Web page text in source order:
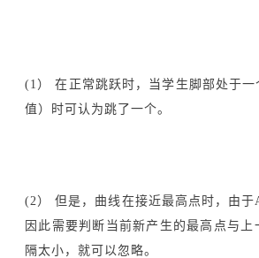
(1） 在正常跳跃时，当学生脚部处于
值）时可认为跳了一个。
(2） 但是，曲线在接近最高点时，由
因此需要判断当前新产生的最高点与
隔太小，就可以忽略。